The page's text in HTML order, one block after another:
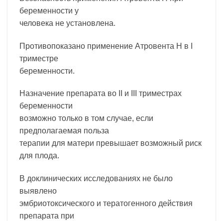
беременности у
человека не установлена.
Противопоказано применение Атровента Н в I
триместре
беременности.
Назначение препарата во II и III триместрах
беременности
возможно только в том случае, если
предполагаемая польза
терапии для матери превышает возможный риск
для плода.
В доклинических исследованиях не было
выявлено
эмбриотоксического и тератогенного действия
препарата при